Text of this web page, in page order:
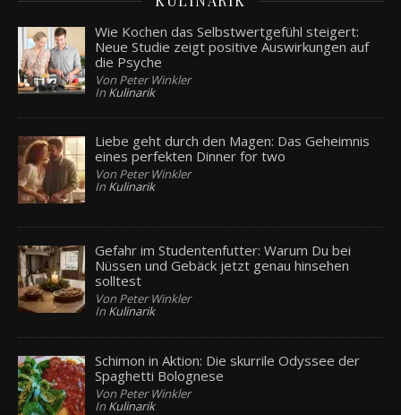
Wie Kochen das Selbstwertgefühl steigert:
Neue Studie zeigt positive Auswirkungen auf
die Psyche
Von Peter Winkler
In Kulinarik
Liebe geht durch den Magen: Das Geheimnis
eines perfekten Dinner for two
Von Peter Winkler
In Kulinarik
Gefahr im Studentenfutter: Warum Du bei
Nüssen und Gebäck jetzt genau hinsehen
solltest
Von Peter Winkler
In Kulinarik
Schimon in Aktion: Die skurrile Odyssee der
Spaghetti Bolognese
Von Peter Winkler
In Kulinarik